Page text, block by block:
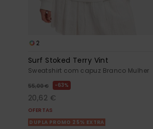
2
Surf Stoked Terry Vint
Sweatshirt com capuz Branco Mulher
55,00 € 63%
20,62 €
OFERTAS
DUPLA PROMO 25% EXTRA